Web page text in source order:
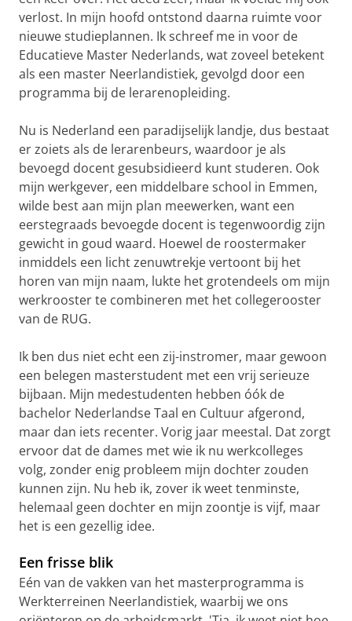
verlost. In mijn hoofd ontstond daarna ruimte voor
nieuwe studieplannen. Ik schreef me in voor de
Educatieve Master Nederlands, wat zoveel betekent
als een master Neerlandistiek, gevolgd door een
programma bij de lerarenopleiding.
Nu is Nederland een paradijselijk landje, dus bestaat
er zoiets als de lerarenbeurs, waardoor je als
bevoegd docent gesubsidieerd kunt studeren. Ook
mijn werkgever, een middelbare school in Emmen,
wilde best aan mijn plan meewerken, want een
eerstegraads bevoegde docent is tegenwoordig zijn
gewicht in goud waard. Hoewel de roostermaker
inmiddels een licht zenuwtrekje vertoont bij het
horen van mijn naam, lukte het grotendeels om mijn
werkrooster te combineren met het collegerooster
van de RUG.
Ik ben dus niet echt een zij-instromer, maar gewoon
een belegen masterstudent met een vrij serieuze
bijbaan. Mijn medestudenten hebben óók de
bachelor Nederlandse Taal en Cultuur afgerond,
maar dan iets recenter. Vorig jaar meestal. Dat zorgt
ervoor dat de dames met wie ik nu werkcolleges
volg, zonder enig probleem mijn dochter zouden
kunnen zijn. Nu heb ik, zover ik weet tenminste,
helemaal geen dochter en mijn zoontje is vijf, maar
het is een gezellig idee.
Een frisse blik
Eén van de vakken van het masterprogramma is
Werkterreinen Neerlandistiek, waarbij we ons